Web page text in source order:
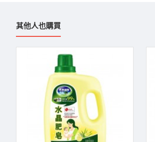
其他人也購買